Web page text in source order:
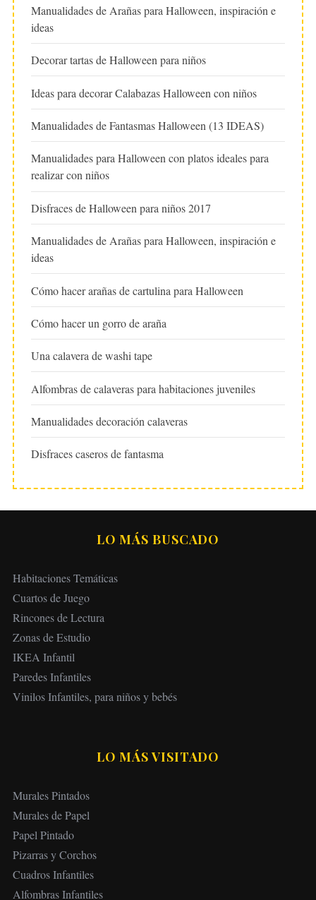
Manualidades de Arañas para Halloween, inspiración e
ideas
Decorar tartas de Halloween para niños
Ideas para decorar Calabazas Halloween con niños
Manualidades de Fantasmas Halloween (13 IDEAS)
Manualidades para Halloween con platos ideales para
realizar con niños
Disfraces de Halloween para niños 2017
Manualidades de Arañas para Halloween, inspiración e
ideas
Cómo hacer arañas de cartulina para Halloween
Cómo hacer un gorro de araña
Una calavera de washi tape
Alfombras de calaveras para habitaciones juveniles
Manualidades decoración calaveras
Disfraces caseros de fantasma
LO MÁS BUSCADO
Habitaciones Temáticas
Cuartos de Juego
Rincones de Lectura
Zonas de Estudio
IKEA Infantil
Paredes Infantiles
Vinilos Infantiles, para niños y bebés
LO MÁS VISITADO
Murales Pintados
Murales de Papel
Papel Pintado
Pizarras y Corchos
Cuadros Infantiles
Alfombras Infantiles